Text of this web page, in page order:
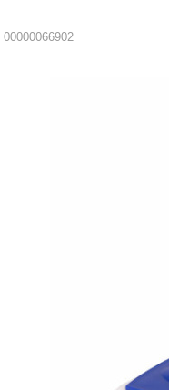
00000066902